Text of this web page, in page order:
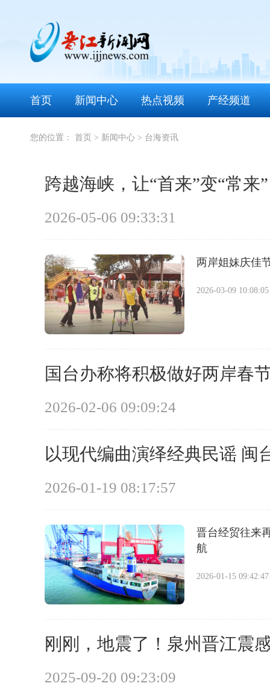
首页 新闻中心 热点视频 产经频道
您的位置： 首页 > 新闻中心 > 台海资讯
跨越海峡，让“首来”变“常来”
2026-05-06 09:33:31
两岸姐妹庆佳
2026-03-09 10:08:05
国台办称将积极做好两岸春
2026-02-06 09:09:24
以现代编曲演绎经典民谣 闽
2026-01-19 08:17:57
晋台经贸往来
航
2026-01-15 09:42:47
刚刚，地震了！泉州晋江震
2025-09-20 09:23:09